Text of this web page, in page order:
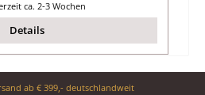
ca. 2-3 Wochen
Details
ab € 399,- deutschlandweit